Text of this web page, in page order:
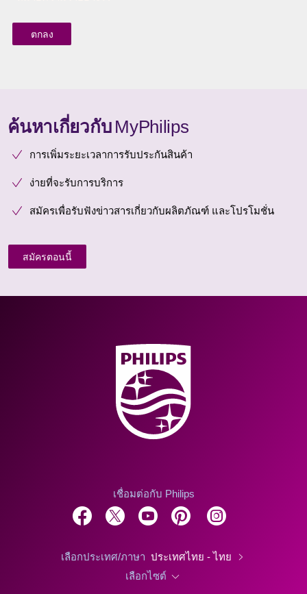
ค้นหาเกี่ยวกับ MyPhilips
การเพิ่มระยะเวลาการรับประกันสินค้า
ง่ายที่จะรับการบริการ
สมัครเพื่อรับฟังข่าวสารเกี่ยวกับผลิตภัณฑ์ และโปรโมชั่น
สมัครตอนนี้
เชื่อมต่อกับ Philips
เลือกประเทศ/ภาษา ประเทศไทย - ไทย
เลือกไซต์